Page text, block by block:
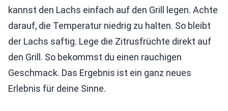
kannst den Lachs einfach auf den Grill legen. Achte
darauf, die Temperatur niedrig zu halten. So bleibt
der Lachs saftig. Lege die Zitrusfrüchte direkt auf
den Grill. So bekommst du einen rauchigen
Geschmack. Das Ergebnis ist ein ganz neues
Erlebnis für deine Sinne.